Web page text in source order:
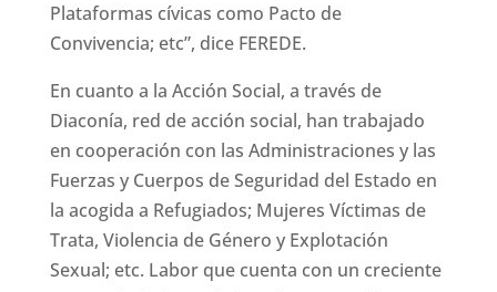
Plataformas cívicas como Pacto de
Convivencia; etc”, dice FEREDE.
En cuanto a la Acción Social, a través de
Diaconía, red de acción social, han trabajado
en cooperación con las Administraciones y las
Fuerzas y Cuerpos de Seguridad del Estado en
la acogida a Refugiados; Mujeres Víctimas de
Trata, Violencia de Género y Explotación
Sexual; etc. Labor que cuenta con un creciente